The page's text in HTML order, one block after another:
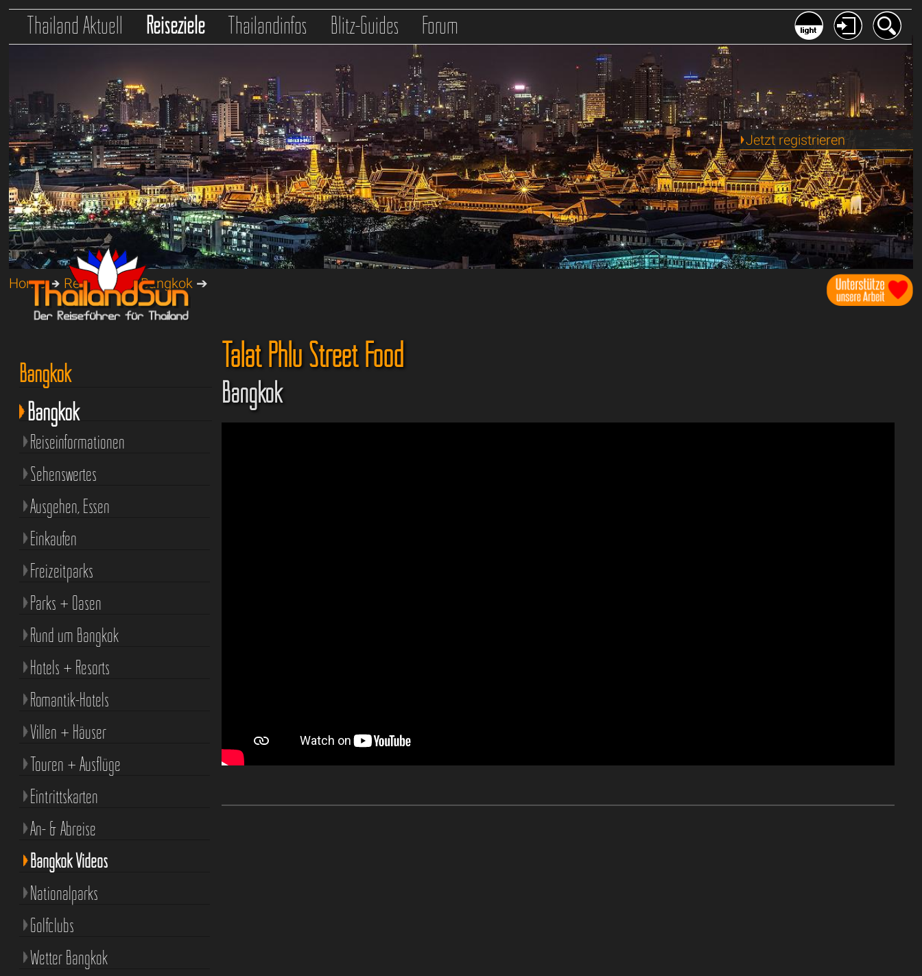
Thailand Aktuell Reiseziele Thailandinfos Blitz-Guides Forum
Jetzt registrieren
Home➔ Reiseziele ➔Bangkok ➔
Talat Phlu Street Food
Bangkok
Bangkok
Bangkok
Reiseinformationen
Sehenswertes
Ausgehen, Essen
Einkaufen
Freizeitparks
Parks + Oasen
Rund um Bangkok
Hotels + Resorts
Romantik-Hotels
Villen + Häuser
Touren + Ausflüge
Eintrittskarten
An- & Abreise
Bangkok Videos
Nationalparks
Golfclubs
Wetter Bangkok